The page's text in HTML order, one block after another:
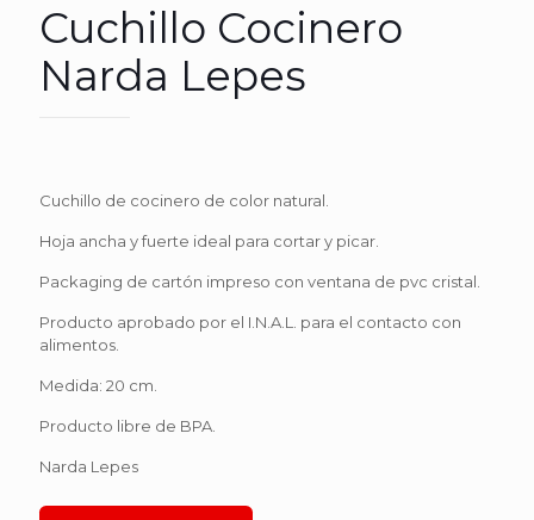
Cuchillo Cocinero
Narda Lepes
Cuchillo de cocinero de color natural.
Hoja ancha y fuerte ideal para cortar y picar.
Packaging de cartón impreso con ventana de pvc cristal.
Producto aprobado por el I.N.A.L. para el contacto con
alimentos.
Medida: 20 cm.
Producto libre de BPA.
Narda Lepes